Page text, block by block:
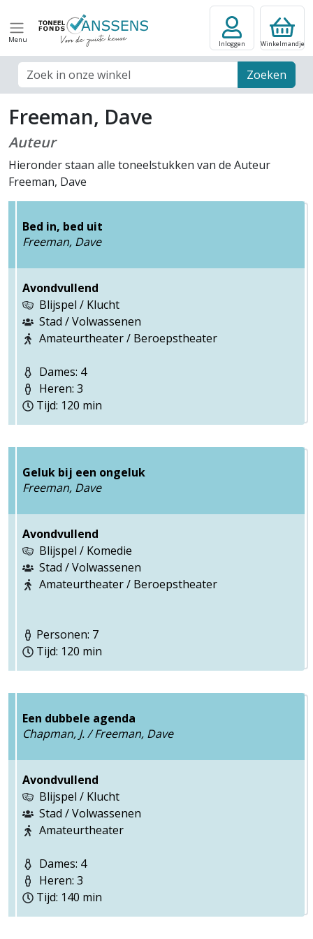
Menu
Zoek veld Zoeken
Inloggen Winkelmandje
Freeman, Dave
Auteur
Hieronder staan alle toneelstukken van de Auteur
Freeman, Dave
Bed in, bed uit
Freeman, Dave
Avondvullend
Blijspel / Klucht
Stad / Volwassenen
Amateurtheater / Beroepstheater
Dames: 4
Heren: 3
Tijd: 120 min
Geluk bij een ongeluk
Freeman, Dave
Avondvullend
Blijspel / Komedie
Stad / Volwassenen
Amateurtheater / Beroepstheater
Personen: 7
Tijd: 120 min
Een dubbele agenda
Chapman, J. / Freeman, Dave
Avondvullend
Blijspel / Klucht
Stad / Volwassenen
Amateurtheater
Dames: 4
Heren: 3
Tijd: 140 min